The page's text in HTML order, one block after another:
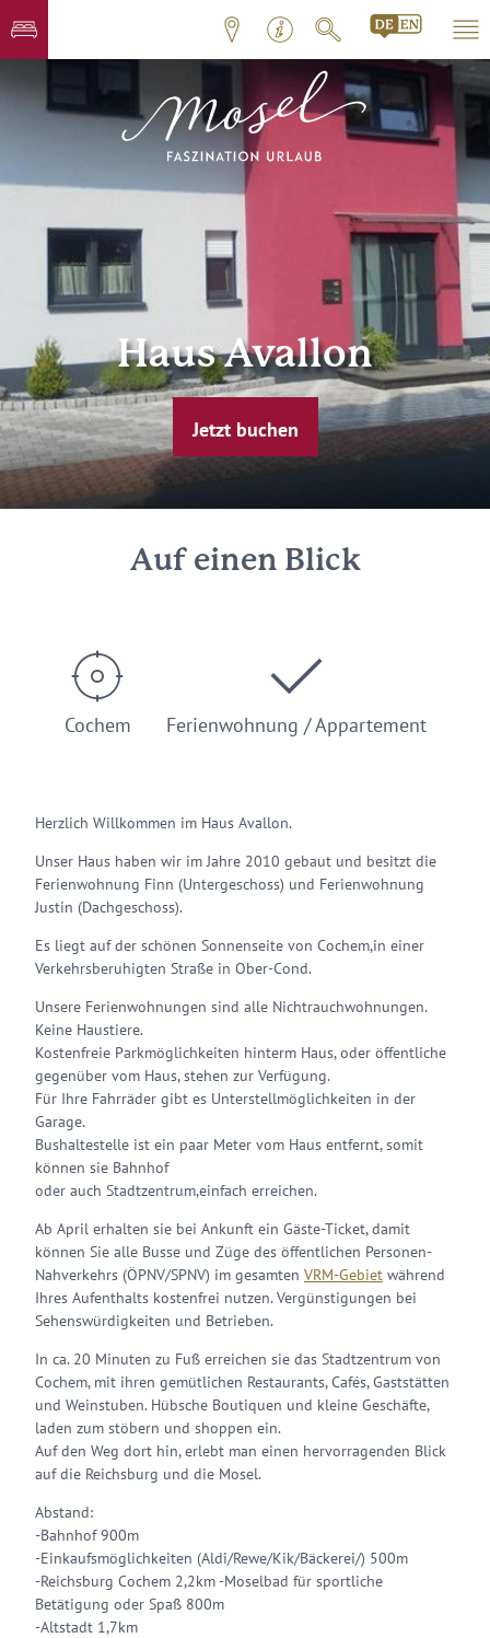
Haus Avallon
Jetzt buchen
Auf einen Blick
Cochem Ferienwohnung / Appartement
Herzlich Willkommen im Haus Avallon.
Unser Haus haben wir im Jahre 2010 gebaut und besitzt die
Ferienwohnung Finn (Untergeschoss) und Ferienwohnung
Justin (Dachgeschoss).
Es liegt auf der schönen Sonnenseite von Cochem,in einer
Verkehrsberuhigten Straße in Ober-Cond.
Unsere Ferienwohnungen sind alle Nichtrauchwohnungen.
Keine Haustiere.
Kostenfreie Parkmöglichkeiten hinterm Haus, oder öffentliche
gegenüber vom Haus, stehen zur Verfügung.
Für Ihre Fahrräder gibt es Unterstellmöglichkeiten in der
Garage.
Bushaltestelle ist ein paar Meter vom Haus entfernt, somit
können sie Bahnhof
oder auch Stadtzentrum,einfach erreichen.
Ab April erhalten sie bei Ankunft ein Gäste-Ticket, damit
können Sie alle Busse und Züge des öffentlichen Personen-
Nahverkehrs (ÖPNV/SPNV) im gesamten VRM-Gebiet während
Ihres Aufenthalts kostenfrei nutzen. Vergünstigungen bei
Sehenswürdigkeiten und Betrieben.
In ca. 20 Minuten zu Fuß erreichen sie das Stadtzentrum von
Cochem, mit ihren gemütlichen Restaurants, Cafés, Gaststätten
und Weinstuben. Hübsche Boutiquen und kleine Geschäfte,
laden zum stöbern und shoppen ein.
Auf den Weg dort hin, erlebt man einen hervorragenden Blick
auf die Reichsburg und die Mosel.
Abstand:
-Bahnhof 900m
-Einkaufsmöglichkeiten (Aldi/Rewe/Kik/Bäckerei/) 500m
-Reichsburg Cochem 2,2km -Moselbad für sportliche
Betätigung oder Spaß 800m
-Altstadt 1,7km